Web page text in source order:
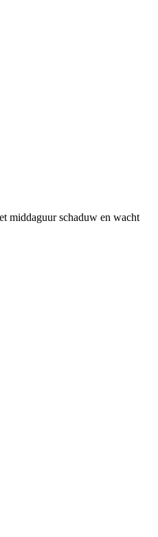
middaguur schaduw en wacht